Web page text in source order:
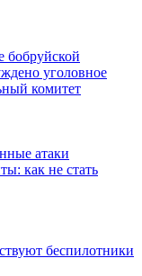
бобруйской
уголовное
комитет
атаки
как не стать
беспилотники